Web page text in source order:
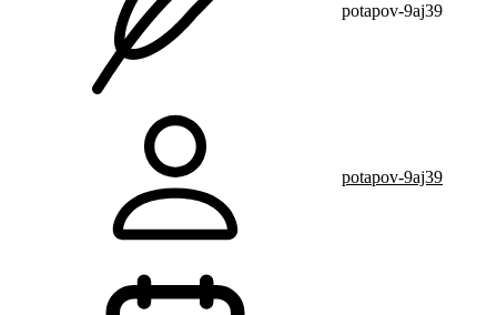
potapov-9aj39
potapov-9aj39